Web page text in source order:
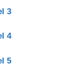
3
4
5